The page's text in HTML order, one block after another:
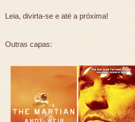
Leia, divirta-se e até a próxima!
Outras capas: